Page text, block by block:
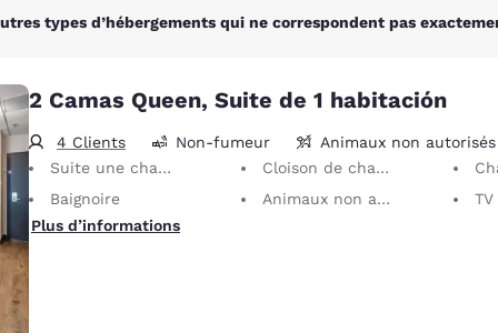
types d’hébergements qui ne correspondent pas
2 Camas Queen, Suite de 1 habitación
4 Clients Non-fumeur
Animaux non autorisés
Suite une chambre
Cloison de chambre partielle
Baignoire
Animaux non autorisés
Plus d’informations